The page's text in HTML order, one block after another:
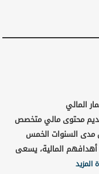
المالي
محتوى مالي متخصص
مدى السنوات الخمس
أهدافهم المالية، يسعى
المزيد